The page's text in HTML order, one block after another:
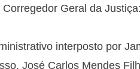
Geral da Justiça:
interposto por
José Carlos Mendes